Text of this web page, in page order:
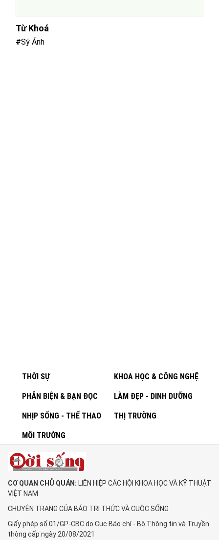
Từ Khoá
#Sỹ Ánh
THỜI SỰ KHOA HỌC & CÔNG NGHỆ
PHẢN BIỆN & BẠN ĐỌC LÀM ĐẸP - DINH DƯỠNG
NHỊP SỐNG - THỂ THAO THỊ TRƯỜNG
MÔI TRƯỜNG
CƠ QUAN CHỦ QUẢN: LIÊN HIỆP CÁC HỘI KHOA HỌC VÀ KỸ THUẬT
VIỆT NAM
CHUYÊN TRANG CỦA BÁO TRI THỨC VÀ CUỘC SỐNG
Giấy phép số 01/GP-CBC do Cục Báo chí - Bộ Thông tin và Truyền
thông cấp ngày 20/08/2021